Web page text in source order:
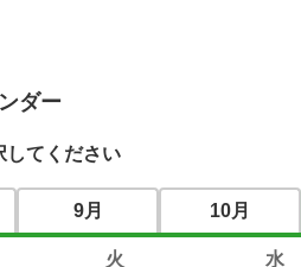
ダー
してください
9月 10月
火 水